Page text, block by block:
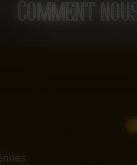
Comment